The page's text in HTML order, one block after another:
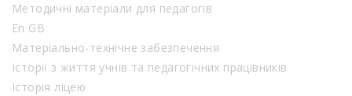
Методичні матеріали для педагогів
En GB
Матеріально-технічне забезпечення
Історії з життя учнів та педагогічних працівників
Історія ліцею